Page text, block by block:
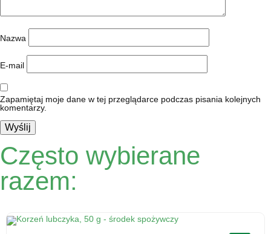
Nazwa
E-mail
Zapamiętaj moje dane w tej przeglądarce podczas pisania kolejnych
komentarzy.
Często wybierane
razem: